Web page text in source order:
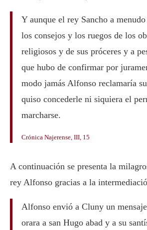
Y aunque el rey Sancho a
los consejos y los ruegos de los
religiosos y de sus próceres y a
que hubo de confirmar por
modo jamás Alfonso reclamaría
quiso concederle ni siquiera el
marcharse.
Crónica Najerense, III, 15
A continuación se presenta la
rey Alfonso gracias a la
Alfonso envió a Cluny un
orara a san Hugo abad y a su